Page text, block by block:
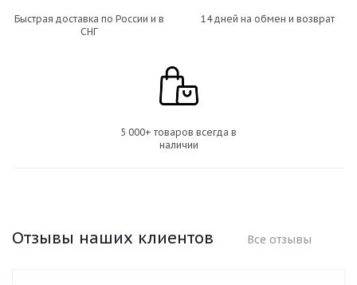
Быстрая доставка по России и в
СНГ
14 дней на обмен и возврат
5 000+ товаров всегда в
наличии
Отзывы наших клиентов Все отзывы